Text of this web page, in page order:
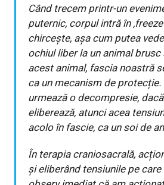
Când trecem printr-un
puternic, corpul intră în ‚freeze’
chircește, așa cum putea
ochiul liber la un animal
acest animal, fascia noastră
ca un mecanism de protecție.
urmează o decompresie,
eliberează, atunci acea
acolo în fascie, ca un soi de
În terapia craniosacrală,
și eliberând tensiunile pe